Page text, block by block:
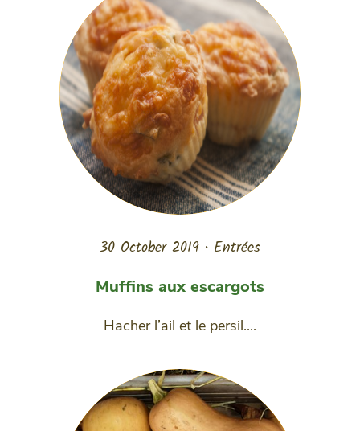
30 October 2019 • Entrées
Muffins aux escargots
Hacher l’ail et le persil....